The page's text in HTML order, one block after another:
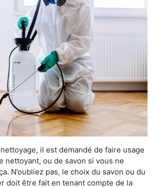
il est demandé de faire usage
nettoyant, ou de savon si vous ne
N’oubliez pas, le choix du savon ou du
doit être fait en tenant compte de la